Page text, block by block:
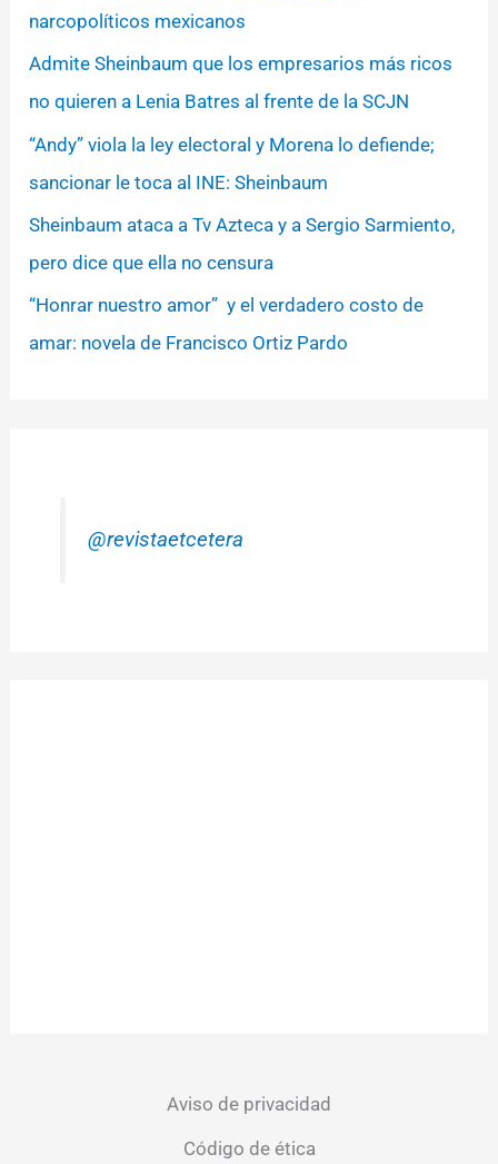
narcopolíticos mexicanos
Admite Sheinbaum que los empresarios más ricos
no quieren a Lenia Batres al frente de la SCJN
“Andy” viola la ley electoral y Morena lo defiende;
sancionar le toca al INE: Sheinbaum
Sheinbaum ataca a Tv Azteca y a Sergio Sarmiento,
pero dice que ella no censura
“Honrar nuestro amor” y el verdadero costo de
amar: novela de Francisco Ortiz Pardo
@revistaetcetera
Aviso de privacidad
Código de ética